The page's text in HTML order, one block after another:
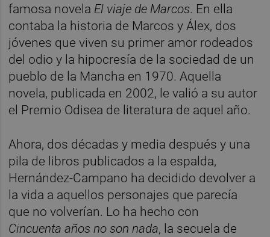
famosa novela El viaje de Marcos. En ella
contaba la historia de Marcos y Álex, dos
jóvenes que viven su primer amor rodeados
del odio y la hipocresía de la sociedad de un
pueblo de la Mancha en 1970. Aquella
novela, publicada en 2002, le valió a su autor
el Premio Odisea de literatura de aquel año.
Ahora, dos décadas y media después y una
pila de libros publicados a la espalda,
Hernández-Campano ha decidido devolver a
la vida a aquellos personajes que parecía
que no volverían. Lo ha hecho con
Cincuentaaños no son nada, la secuela de